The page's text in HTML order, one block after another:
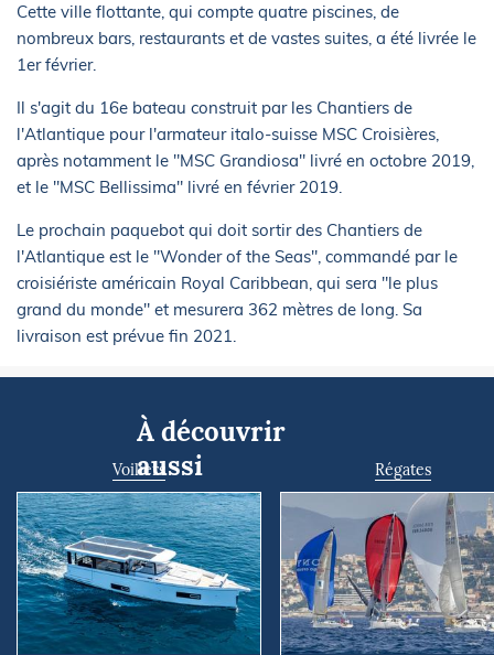
Cette ville flottante, qui compte quatre piscines, de
nombreux bars, restaurants et de vastes suites, a été livrée le
1er février.
Il s'agit du 16e bateau construit par les Chantiers de
l'Atlantique pour l'armateur italo-suisse MSC Croisières,
après notamment le "MSC Grandiosa" livré en octobre 2019,
et le "MSC Bellissima" livré en février 2019.
Le prochain paquebot qui doit sortir des Chantiers de
l'Atlantique est le "Wonder of the Seas", commandé par le
croisiériste américain Royal Caribbean, qui sera "le plus
grand du monde" et mesurera 362 mètres de long. Sa
livraison est prévue fin 2021.
À découvrir
aussi
Voiliers Régates